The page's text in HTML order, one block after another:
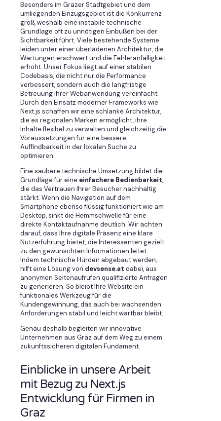
Besonders im Grazer Stadtgebiet und dem
umliegenden Einzugsgebiet ist die Konkurrenz
groß, weshalb eine instabile technische
Grundlage oft zu unnötigen Einbußen bei der
Sichtbarkeit führt. Viele bestehende Systeme
leiden unter einer überladenen Architektur, die
Wartungen erschwert und die Fehleranfälligkeit
erhöht. Unser Fokus liegt auf einer stabilen
Codebasis, die nicht nur die Performance
verbessert, sondern auch die langfristige
Betreuung Ihrer Webanwendung vereinfacht.
Durch den Einsatz moderner Frameworks wie
Next.js schaffen wir eine schlanke Architektur,
die es regionalen Marken ermöglicht, ihre
Inhalte flexibel zu verwalten und gleichzeitig die
Voraussetzungen für eine bessere
Auffindbarkeit in der lokalen Suche zu
optimieren.
Eine saubere technische Umsetzung bildet die
Grundlage für eine einfachere Bedienbarkeit,
die das Vertrauen Ihrer Besucher nachhaltig
stärkt. Wenn die Navigation auf dem
Smartphone ebenso flüssig funktioniert wie am
Desktop, sinkt die Hemmschwelle für eine
direkte Kontaktaufnahme deutlich. Wir achten
darauf, dass Ihre digitale Präsenz eine klare
Nutzerführung bietet, die Interessenten gezielt
zu den gewünschten Informationen leitet.
Indem technische Hürden abgebaut werden,
hilft eine Lösung von devsense.at dabei, aus
anonymen Seitenaufrufen qualifizierte Anfragen
zu generieren. So bleibt Ihre Website ein
funktionales Werkzeug für die
Kundengewinnung, das auch bei wachsenden
Anforderungen stabil und leicht wartbar bleibt.
Genau deshalb begleiten wir innovative
Unternehmen aus Graz auf dem Weg zu einem
zukunftssicheren digitalen Fundament.
Einblicke in unsere Arbeit
mit Bezug zu Next.js
Entwicklung für Firmen in
Graz